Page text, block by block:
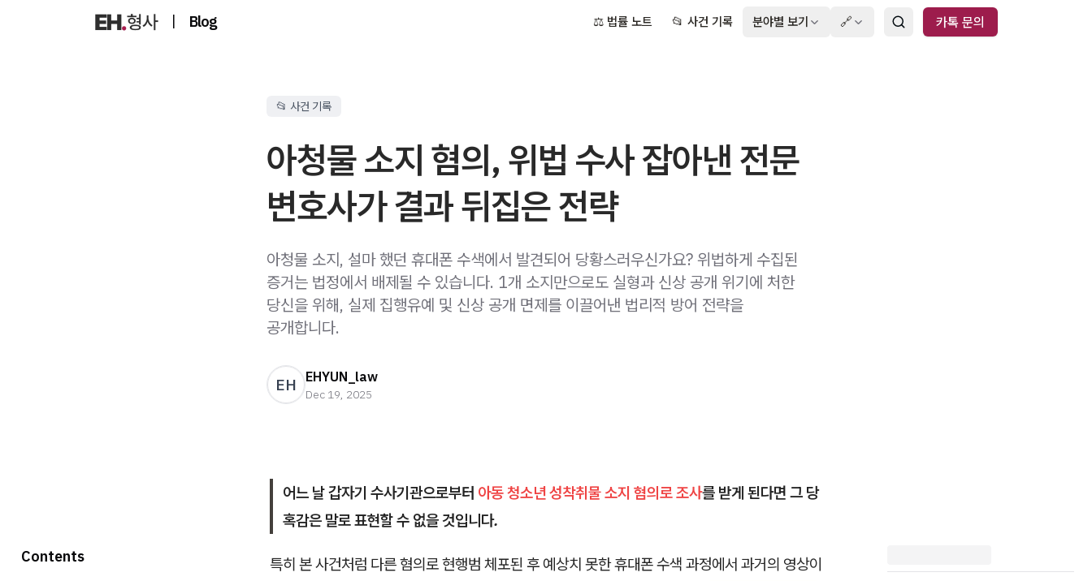
| Blog ⚖️ 법률 노트 📂 사건 기록 분야별 보기 🔗 카톡 문의
📂 사건 기록
아청물 소지 혐의, 위법 수사 잡아낸 전문
변호사가 결과 뒤집은 전략
아청물 소지, 설마 했던 휴대폰 수색에서 발견되어 당황스러우신가요? 위법하게 수집된
증거는 법정에서 배제될 수 있습니다. 1개 소지만으로도 실형과 신상 공개 위기에 처한
당신을 위해, 실제 집행유예 및 신상 공개 면제를 이끌어낸 법리적 방어 전략을
공개합니다.
EH EHYUN_law
Dec 19, 2025
어느 날 갑자기 수사기관으로부터 아동 청소년 성착취물 소지 혐의로 조사를 받게 된다면 그 당
혹감은 말로 표현할 수 없을 것입니다.
특히 본 사건처럼 다른 혐의로 현행범 체포된 후 예상치 못한 휴대폰 수색 과정에서 과거의 영상이
Contents